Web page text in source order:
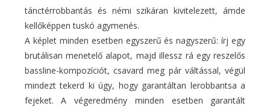
tánctérrobbantás és némi szikáran kivitelezett, ámde
kellőképpen tuskó agymenés.
A képlet minden esetben egyszerű és nagyszerű: írj egy
brutálisan menetelő alapot, majd illessz rá egy reszelős
bassline-kompozíciót, csavard meg pár váltással, végül
mindezt tekerd ki úgy, hogy garantáltan lerobbantsa a
fejeket. A végeredmény minden esetben garantált